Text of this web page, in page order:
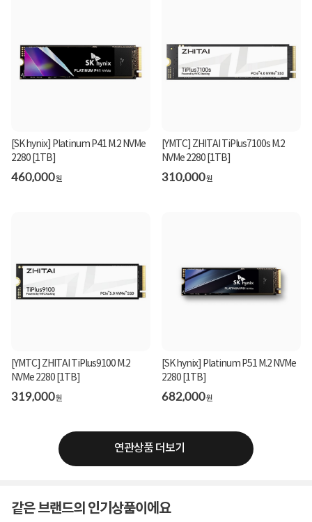
[SK hynix] Platinum P41 M.2 NVMe
2280 [1TB]
460,000원
[YMTC] ZHITAI TiPlus7100s M.2
NVMe 2280 [1TB]
310,000원
[YMTC] ZHITAI TiPlus9100 M.2
NVMe 2280 [1TB]
319,000원
[SK hynix] Platinum P51 M.2 NVMe
2280 [1TB]
682,000원
연관상품 더보기
같은 브랜드의 인기상품이에요